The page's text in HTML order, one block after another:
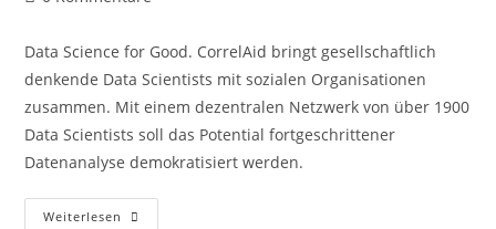
Data Science for Good. CorrelAid bringt gesellschaftlich
denkende Data Scientists mit sozialen Organisationen
zusammen. Mit einem dezentralen Netzwerk von über 1900
Data Scientists soll das Potential fortgeschrittener
Datenanalyse demokratisiert werden.
Weiterlesen